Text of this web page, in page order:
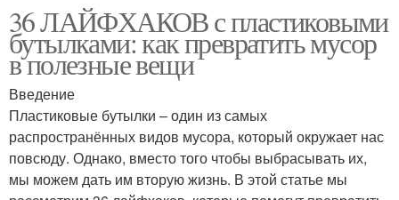
36 ЛАЙФХАКОВ с пластиковыми
бутылками: как превратить мусор
в полезные вещи
Введение
Пластиковые бутылки – один из самых
распространённых видов мусора, который окружает нас
повсюду. Однако, вместо того чтобы выбрасывать их,
мы можем дать им вторую жизнь. В этой статье мы